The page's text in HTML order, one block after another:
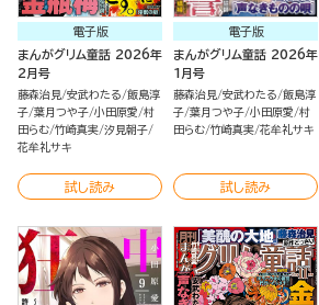
電子版
まんがグリム童話 2026年
2月号
藤森治見 安武わたる 飯島淳
子 葉月つや子 小田原愛 村
田らむ 竹崎真実 汐見朝子
花牟礼サキ
試し読み
電子版
まんがグリム童話 2026年
1月号
藤森治見 安武わたる 飯島淳
子 葉月つや子 小田原愛 村
田らむ 竹崎真実 花牟礼サキ
試し読み